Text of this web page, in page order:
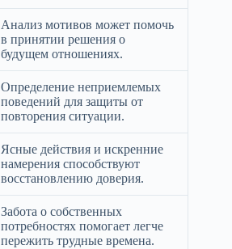
Анализ мотивов может помочь
в принятии решения о
будущем отношениях.
Определение неприемлемых
поведений для защиты от
повторения ситуации.
Ясные действия и искренние
намерения способствуют
восстановлению доверия.
Забота о собственных
потребностях помогает легче
пережить трудные времена.